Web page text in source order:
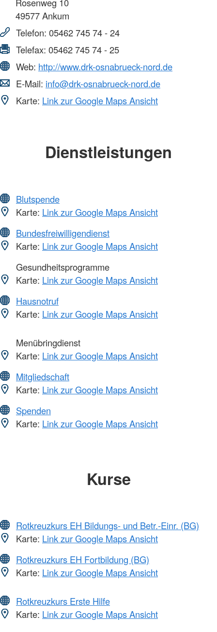
49577Ankum
Telefon: 05462 745 74 - 24
Telefax: 05462 745 74 - 25
Web: http://www.drk-osnabrueck-nord.de
E-Mail: info@drk-osnabrueck-nord.de
Karte: Link zur Google Maps Ansicht
Dienstleistungen
Blutspende
Karte: Link zur Google Maps Ansicht
Bundesfreiwilligendienst
Karte: Link zur Google Maps Ansicht
Gesundheitsprogramme
Karte: Link zur Google Maps Ansicht
Hausnotruf
Karte: Link zur Google Maps Ansicht
Menübringdienst
Karte: Link zur Google Maps Ansicht
Mitgliedschaft
Karte: Link zur Google Maps Ansicht
Spenden
Karte: Link zur Google Maps Ansicht
Kurse
Rotkreuzkurs EH Bildungs- und Betr.-Einr. (BG)
Karte: Link zur Google Maps Ansicht
Rotkreuzkurs EH Fortbildung (BG)
Karte: Link zur Google Maps Ansicht
Rotkreuzkurs Erste Hilfe
Karte: Link zur Google Maps Ansicht